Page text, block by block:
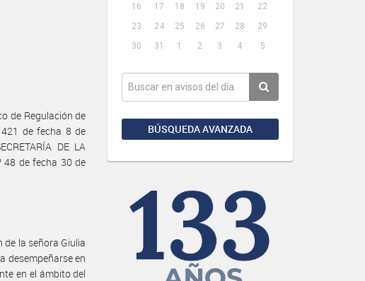
16
17 18 19 20 21
22
23
24 25 26 27 28
29
30
31 1 2 3 4 5
BÚSQUEDA AVANZADA
de Regulación de
de fecha 8 de
DE LA
48 de fecha 30 de
de la señora Giulia
desempeñarse en
en el ámbito del